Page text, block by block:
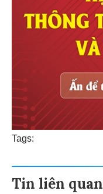
Tags:
Tin liên quan